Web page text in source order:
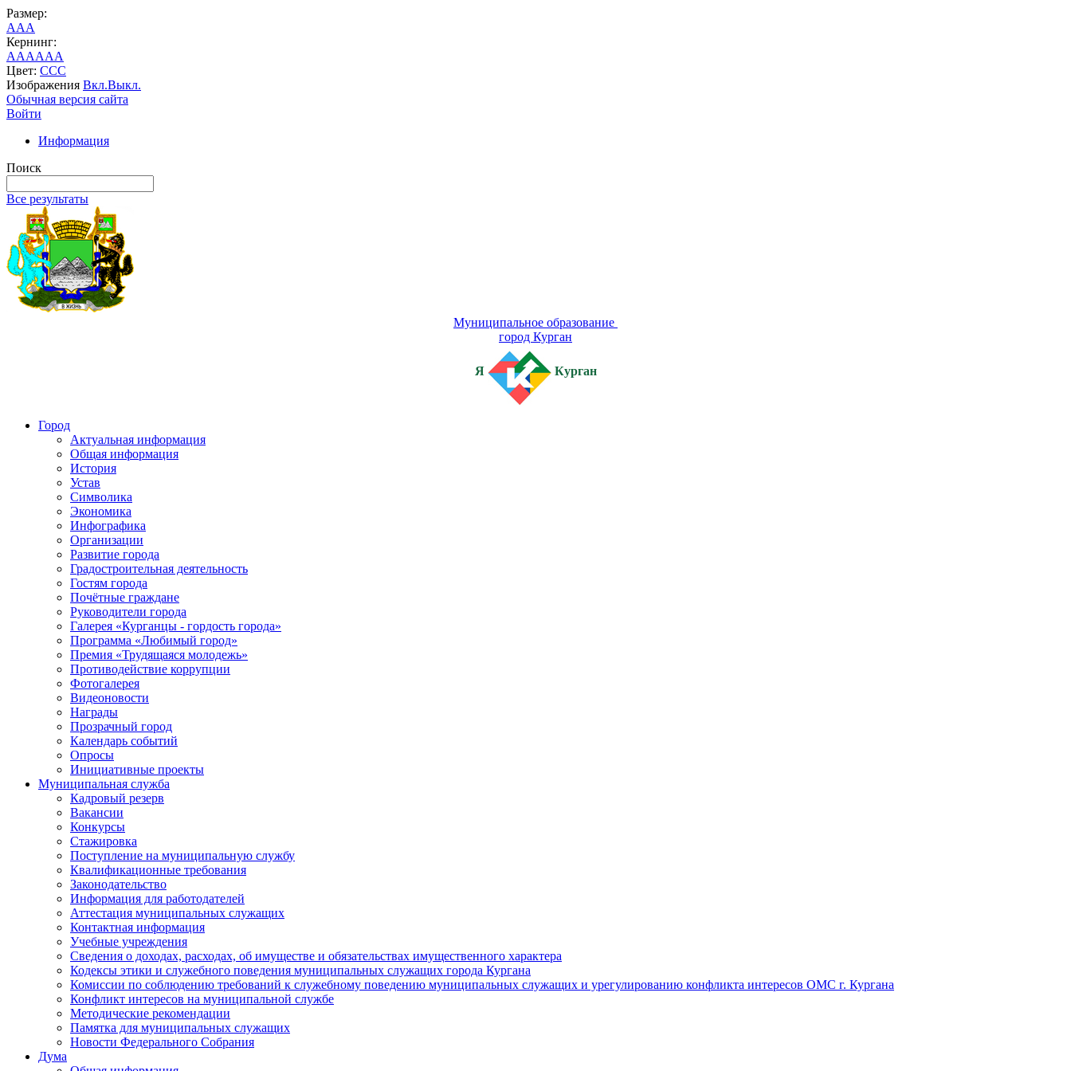
Размер:
AAA
Кернинг:
AAAAAA
Цвет: CCC
Изображения Вкл.Выкл.
Обычная версия сайта
Войти
Информация
Поиск
Все результаты
Муниципальное образование
город Курган
Я Курган
Город
Актуальная информация
Общая информация
История
Устав
Символика
Экономика
Инфографика
Организации
Развитие города
Градостроительная деятельность
Гостям города
Почётные граждане
Руководители города
Галерея «Курганцы - гордость города»
Программа «Любимый город»
Премия «Трудящаяся молодежь»
Противодействие коррупции
Фотогалерея
Видеоновости
Награды
Прозрачный город
Календарь событий
Опросы
Инициативные проекты
Муниципальная служба
Кадровый резерв
Вакансии
Конкурсы
Стажировка
Поступление на муниципальную службу
Квалификационные требования
Законодательство
Информация для работодателей
Аттестация муниципальных служащих
Контактная информация
Учебные учреждения
Сведения о доходах, расходах, об имуществе и обязательствах имущественного характера
Кодексы этики и служебного поведения муниципальных служащих города Кургана
Комиссии по соблюдению требований к служебному поведению муниципальных служащих и урегулированию конфликта интересов ОМС г. Кургана
Конфликт интересов на муниципальной службе
Методические рекомендации
Памятка для муниципальных служащих
Новости Федерального Cобрания
Дума